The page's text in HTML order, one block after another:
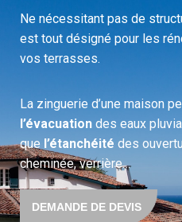
Ne nécessitant pas de
est tout désigné pour les
vos terrasses.
La zinguerie d’une maison
l’évacuation des eaux
que l’étanchéité des
cheminée, verrière…
DEMANDE DE DEVIS